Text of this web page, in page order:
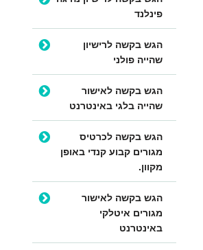
פינלנד
הגש בקשה לרישיון
שהייה פולני
הגש בקשה לאישור
שהייה בלגי באינטרנט
הגש בקשה לכרטיס
מגורים קבוע קנדי באופן
מקוון.
הגש בקשה לאישור
מגורים איטלקי
באינטרנט